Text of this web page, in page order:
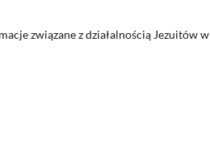
związane z działalnością Jezuitów w